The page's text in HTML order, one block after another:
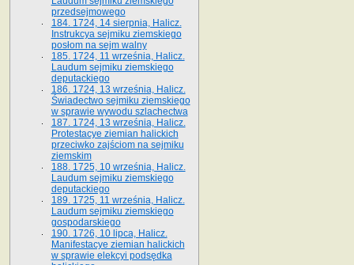
przedsejmowego
184. 1724, 14 sierpnia, Halicz.
Instrukcya sejmiku ziemskiego
posłom na sejm walny
185. 1724, 11 września, Halicz.
Laudum sejmiku ziemskiego
deputackiego
186. 1724, 13 września, Halicz.
Świadectwo sejmiku ziemskiego
w sprawie wywodu szlachectwa
187. 1724, 13 września, Halicz.
Protestacye ziemian halickich
przeciwko zajściom na sejmiku
ziemskim
188. 1725, 10 września, Halicz.
Laudum sejmiku ziemskiego
deputackiego
189. 1725, 11 września, Halicz.
Laudum sejmiku ziemskiego
gospodarskiego
190. 1726, 10 lipca, Halicz.
Manifestacye ziemian halickich
w sprawie elekcyi podsędka